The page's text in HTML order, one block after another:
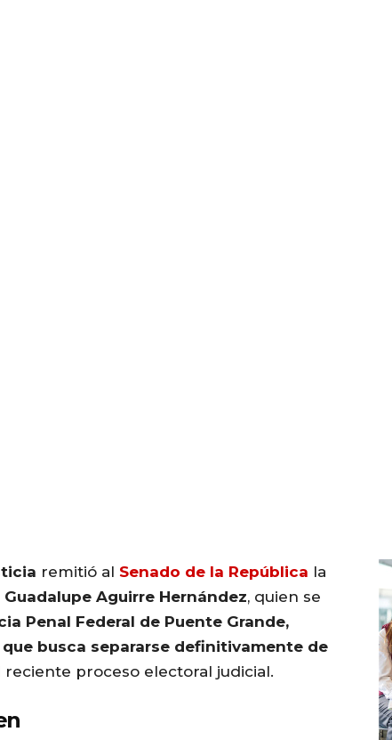
remitió al Senado de la República la
Aguirre Hernández, quien se
Penal Federal de Puente Grande,
busca separarse definitivamente de
proceso electoral judicial.